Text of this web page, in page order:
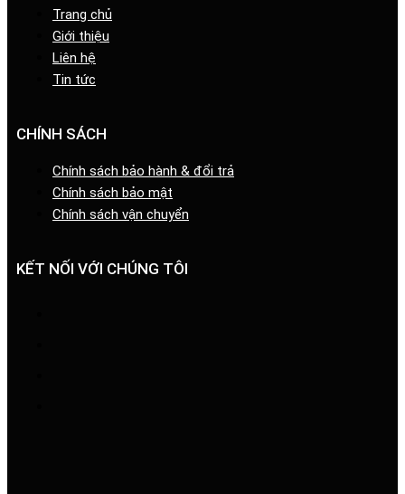
Trang chủ
Giới thiệu
Liên hệ
Tin tức
CHÍNH SÁCH
Chính sách bảo hành & đổi trả
Chính sách bảo mật
Chính sách vận chuyển
KẾT NỐI VỚI CHÚNG TÔI